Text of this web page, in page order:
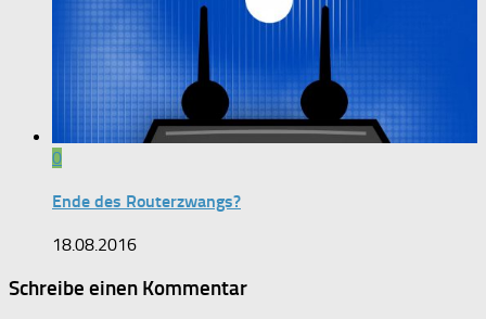
0
Ende des Routerzwangs?
18.08.2016
Schreibe einen Kommentar